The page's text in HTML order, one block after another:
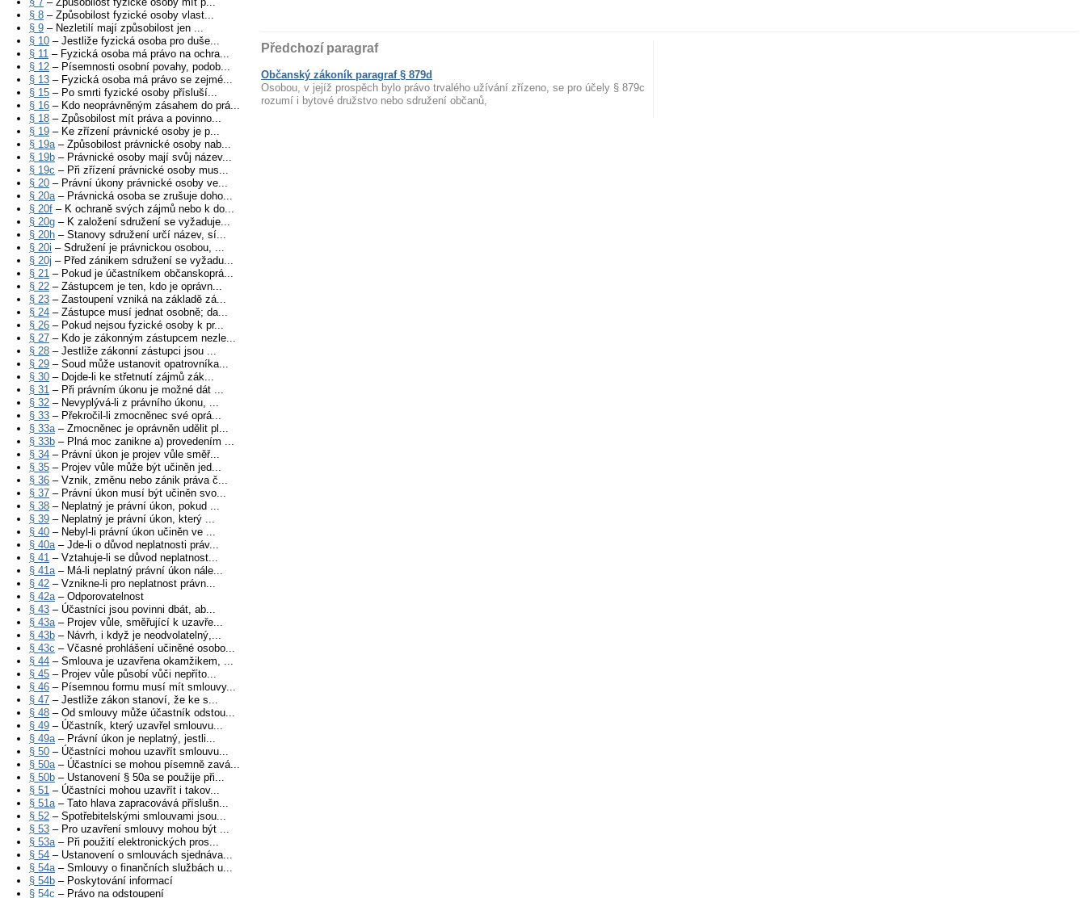
§ 8 – Způsobilost fyzické osoby vlast...
§ 9 – Nezletilí mají způsobilost jen ...
§ 10 – Jestliže fyzická osoba pro duše...
§ 11 – Fyzická osoba má právo na ochra...
§ 12 – Písemnosti osobní povahy, podob...
§ 13 – Fyzická osoba má právo se zejmé...
§ 15 – Po smrti fyzické osoby přísluší...
§ 16 – Kdo neoprávněným zásahem do prá...
§ 18 – Způsobilost mít práva a povinno...
§ 19 – Ke zřízení právnické osoby je p...
§ 19a– Způsobilost právnické osoby nab...
§ 19b – Právnické osoby mají svůj název...
§ 19c – Při zřízení právnické osoby mus...
§ 20 – Právní úkony právnické osoby ve...
§ 20a– Právnická osoba se zrušuje doho...
§ 20f – K ochraně svých zájmů nebo k do...
§ 20g – K založení sdružení se vyžaduje...
§ 20h – Stanovy sdružení určí název, sí...
§ 20i – Sdružení je právnickou osobou, ...
§ 20j – Před zánikem sdružení se vyžadu...
§ 21 – Pokud je účastníkem občanskoprá...
§ 22 – Zástupcem je ten, kdo je oprávn...
§ 23 – Zastoupení vzniká na základě zá...
§ 24 – Zástupce musí jednat osobně; da...
§ 26 – Pokud nejsou fyzické osoby k pr...
§ 27 – Kdo je zákonným zástupcem nezle...
§ 28 – Jestliže zákonní zástupci jsou ...
§ 29 – Soud může ustanovit opatrovníka...
§ 30 – Dojde-li ke střetnutí zájmů zák...
§ 31 – Při právním úkonu je možné dát ...
§ 32 – Nevyplývá-li z právního úkonu, ...
§ 33 – Překročil-li zmocněnec své oprá...
§ 33a– Zmocněnec je oprávněn udělit pl...
§ 33b – Plná moc zanikne a) provedením ...
§ 34 – Právní úkon je projev vůle směř...
§ 35 – Projev vůle může být učiněn jed...
§ 36 – Vznik, změnu nebo zánik práva č...
§ 37 – Právní úkon musí být učiněn svo...
§ 38 – Neplatný je právní úkon, pokud ...
§ 39 – Neplatný je právní úkon, který ...
§ 40 – Nebyl-li právní úkon učiněn ve ...
§ 40a– Jde-li o důvod neplatnosti práv...
§ 41 – Vztahuje-li se důvod neplatnost...
§ 41a– Má-li neplatný právní úkon nále...
§ 42 – Vznikne-li pro neplatnost právn...
§ 42a– Odporovatelnost
§ 43 – Účastníci jsou povinni dbát, ab...
§ 43a– Projev vůle, směřující k uzavře...
§ 43b – Návrh, i když je neodvolatelný,...
§ 43c – Včasné prohlášení učiněné osobo...
§ 44 – Smlouva je uzavřena okamžikem, ...
§ 45 – Projev vůle působí vůči nepříto...
§ 46 – Písemnou formu musí mít smlouvy...
§ 47 – Jestliže zákon stanoví, že ke s...
§ 48 – Od smlouvy může účastník odstou...
§ 49 – Účastník, který uzavřel smlouvu...
§ 49a– Právní úkon je neplatný, jestli...
§ 50 – Účastníci mohou uzavřít smlouvu...
§ 50a– Účastníci se mohou písemně zavá...
§ 50b – Ustanovení § 50a se použije při...
§ 51 – Účastníci mohou uzavřít i takov...
§ 51a– Tato hlava zapracovává příslušn...
§ 52 – Spotřebitelskými smlouvami jsou...
§ 53 – Pro uzavření smlouvy mohou být ...
§ 53a– Při použití elektronických pros...
§ 54 – Ustanovení o smlouvách sjednáva...
§ 54a– Smlouvy o finančních službách u...
§ 54b – Poskytování informací
§ 54c – Právo na odstoupení
Předchozí paragraf
Občanský zákoník paragraf § 879d
Osobou, v jejíž prospěch bylo právo trvalého užívání zřízeno, se pro účely § 879c
rozumí i bytové družstvo nebo sdružení občanů,